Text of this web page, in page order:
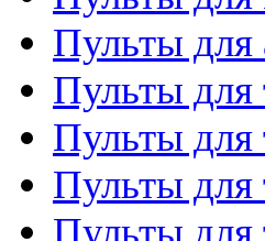
Пульты для
Пульты для
Пульты для
Пульты для
Пульты для